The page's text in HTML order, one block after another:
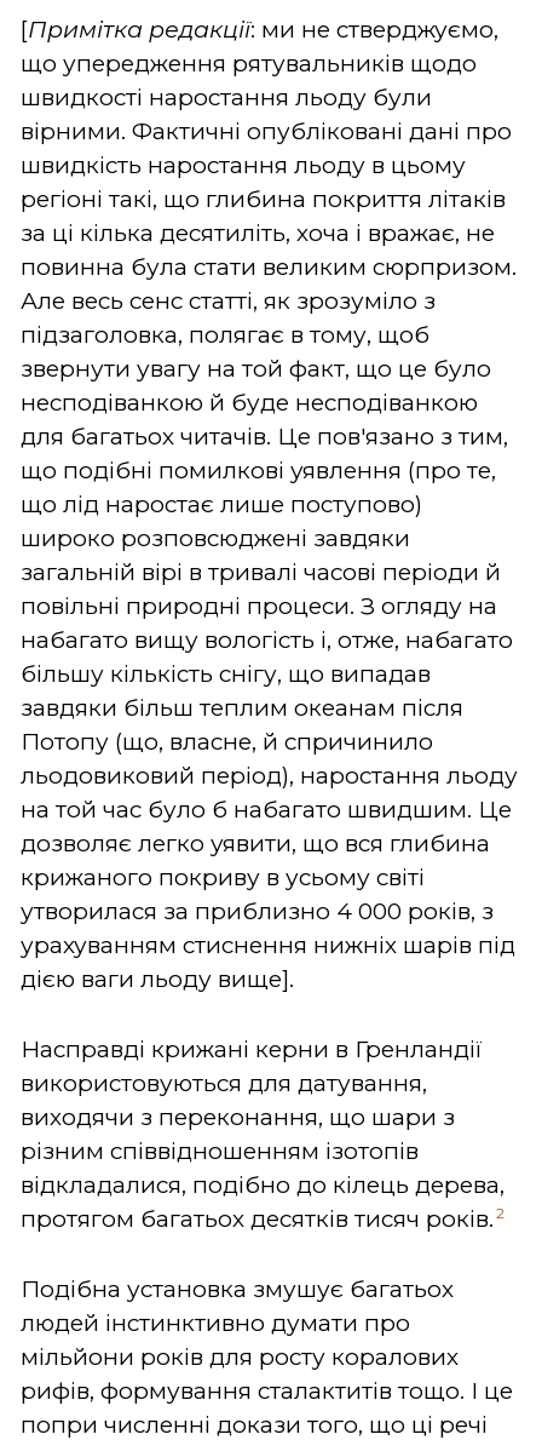
[Примітка редакції: ми не стверджуємо,
що упередження рятувальників щодо
швидкості наростання льоду були
вірними. Фактичні опубліковані дані про
швидкість наростання льоду в цьому
регіоні такі, що глибина покриття літаків
за ці кілька десятиліть, хоча і вражає, не
повинна була стати великим сюрпризом.
Але весь сенс статті, як зрозуміло з
підзаголовка, полягає в тому, щоб
звернути увагу на той факт, що це було
несподіванкою й буде несподіванкою
для багатьох читачів. Це пов'язано з тим,
що подібні помилкові уявлення (про те,
що лід наростає лише поступово)
широко розповсюджені завдяки
загальній вірі в тривалі часові періоди й
повільні природні процеси. З огляду на
набагато вищу вологість і, отже, набагато
більшу кількість снігу, що випадав
завдяки більш теплим океанам після
Потопу (що, власне, й спричинило
льодовиковий період), наростання льоду
на той час було б набагато швидшим. Це
дозволяє легко уявити, що вся глибина
крижаного покриву в усьому світі
утворилася за приблизно 4 000 років, з
урахуванням стиснення нижніх шарів під
дією ваги льоду вище].
Насправді крижані керни в Гренландії
використовуються для датування,
виходячи з переконання, що шари з
різним співвідношенням ізотопів
відкладалися, подібно до кілець дерева,
протягом багатьох десятків тисяч років. 2
Подібна установка змушує багатьох
людей інстинктивно думати про
мільйони років для росту коралових
рифів, формування сталактитів тощо. І це
попри численні докази того, що ці речі